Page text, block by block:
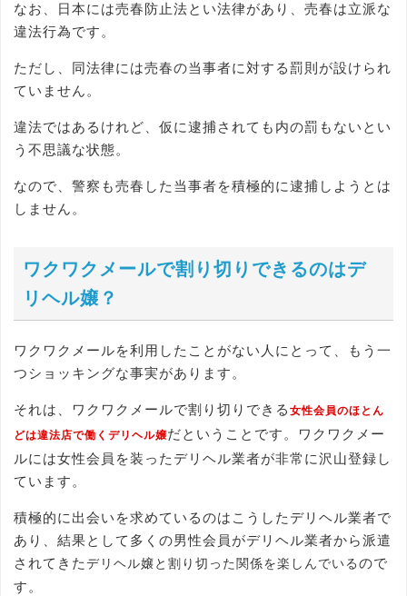
なお、日本には売春防止法とい法律があり、売春は立派な
違法行為です。
ただし、同法律には売春の当事者に対する罰則が設けられ
ていません。
違法ではあるけれど、仮に逮捕されても内の罰もないとい
う不思議な状態。
なので、警察も売春した当事者を積極的に逮捕しようとは
しません。
ワクワクメールで割り切りできるのはデ
リヘル嬢？
ワクワクメールを利用したことがない人にとって、もう一
つショッキングな事実があります。
それは、ワクワクメールで割り切りできる 女性会員のほとん
どは違法店で働くデリヘル嬢だということです。ワクワクメー
ルには女性会員を装ったデリヘル業者が非常に沢山登録し
ています。
積極的に出会いを求めているのはこうしたデリヘル業者で
あり、結果として多くの男性会員がデリヘル業者から派遣
されてきたデリヘル嬢と割り切った関係を楽しんでいるので
す。